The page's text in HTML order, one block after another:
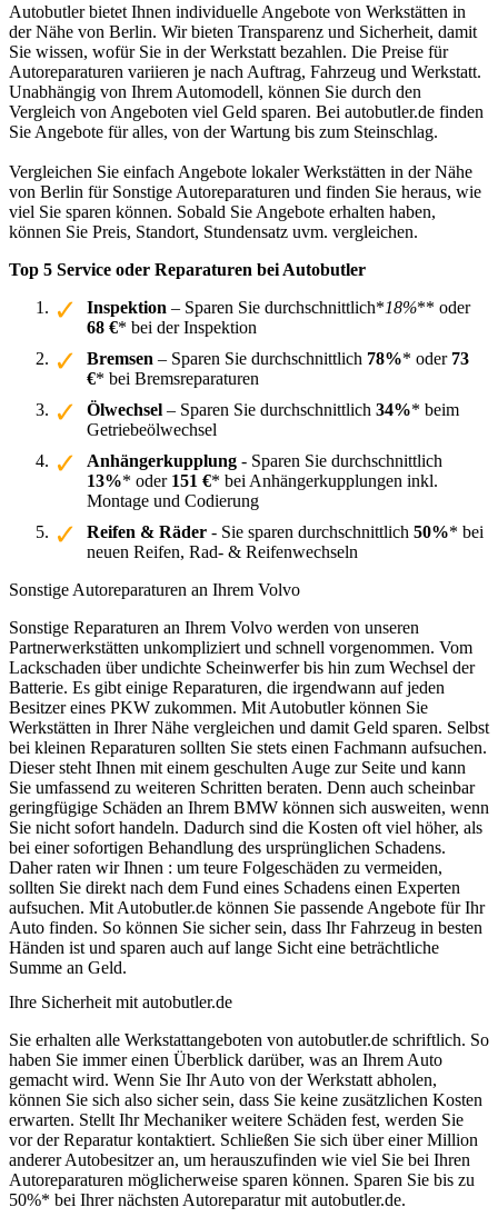
Autobutler bietet Ihnen individuelle Angebote von Werkstätten in
der Nähe von Berlin. Wir bieten Transparenz und Sicherheit, damit
Sie wissen, wofür Sie in der Werkstatt bezahlen. Die Preise für
Autoreparaturen variieren je nach Auftrag, Fahrzeug und Werkstatt.
Unabhängig von Ihrem Automodell, können Sie durch den
Vergleich von Angeboten viel Geld sparen. Bei autobutler.de finden
Sie Angebote für alles, von der Wartung bis zum Steinschlag.
Vergleichen Sie einfach Angebote lokaler Werkstätten in der Nähe
von Berlin für Sonstige Autoreparaturen und finden Sie heraus, wie
viel Sie sparen können. Sobald Sie Angebote erhalten haben,
können Sie Preis, Standort, Stundensatz uvm. vergleichen.
Top 5 Service oder Reparaturen bei Autobutler
Inspektion – Sparen Sie durchschnittlich*18%** oder
68 €* bei der Inspektion
Bremsen – Sparen Sie durchschnittlich 78%* oder 73
€* bei Bremsreparaturen
Ölwechsel – Sparen Sie durchschnittlich 34%* beim
Getriebeölwechsel
Anhängerkupplung - Sparen Sie durchschnittlich
13%* oder 151 €* bei Anhängerkupplungen inkl.
Montage und Codierung
Reifen & Räder - Sie sparen durchschnittlich 50%* bei
neuen Reifen, Rad- & Reifenwechseln
Sonstige Autoreparaturen an Ihrem Volvo
Sonstige Reparaturen an Ihrem Volvo werden von unseren
Partnerwerkstätten unkompliziert und schnell vorgenommen. Vom
Lackschaden über undichte Scheinwerfer bis hin zum Wechsel der
Batterie. Es gibt einige Reparaturen, die irgendwann auf jeden
Besitzer eines PKW zukommen. Mit Autobutler können Sie
Werkstätten in Ihrer Nähe vergleichen und damit Geld sparen. Selbst
bei kleinen Reparaturen sollten Sie stets einen Fachmann aufsuchen.
Dieser steht Ihnen mit einem geschulten Auge zur Seite und kann
Sie umfassend zu weiteren Schritten beraten. Denn auch scheinbar
geringfügige Schäden an Ihrem BMW können sich ausweiten, wenn
Sie nicht sofort handeln. Dadurch sind die Kosten oft viel höher, als
bei einer sofortigen Behandlung des ursprünglichen Schadens.
Daher raten wir Ihnen : um teure Folgeschäden zu vermeiden,
sollten Sie direkt nach dem Fund eines Schadens einen Experten
aufsuchen. Mit Autobutler.de können Sie passende Angebote für Ihr
Auto finden. So können Sie sicher sein, dass Ihr Fahrzeug in besten
Händen ist und sparen auch auf lange Sicht eine beträchtliche
Summe an Geld.
Ihre Sicherheit mit autobutler.de
Sie erhalten alle Werkstattangeboten von autobutler.de schriftlich. So
haben Sie immer einen Überblick darüber, was an Ihrem Auto
gemacht wird. Wenn Sie Ihr Auto von der Werkstatt abholen,
können Sie sich also sicher sein, dass Sie keine zusätzlichen Kosten
erwarten. Stellt Ihr Mechaniker weitere Schäden fest, werden Sie
vor der Reparatur kontaktiert. Schließen Sie sich über einer Million
anderer Autobesitzer an, um herauszufinden wie viel Sie bei Ihren
Autoreparaturen möglicherweise sparen können. Sparen Sie bis zu
50%* bei Ihrer nächsten Autoreparatur mit autobutler.de.